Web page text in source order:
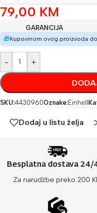
79,00 KM
GARANCIJA
🎁Kupovinom ovog proizvoda
- +
SKU:4430960Oznake:Einhell
Dodaj u listu želja
Besplatna dostava 24/
Za narudžbe preko 200